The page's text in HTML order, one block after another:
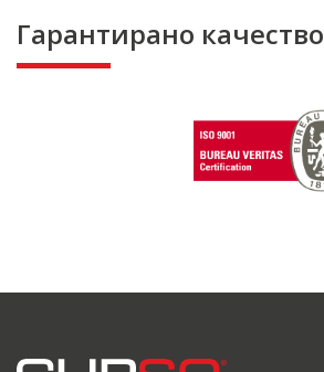
Гарантирано качество